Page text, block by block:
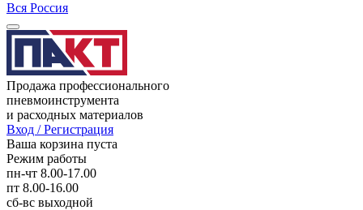
Вся Россия
Продажа профессионального
пневмоинструмента
и расходных материалов
Вход / Регистрация
Ваша корзина пуста
Режим работы
пн-чт 8.00-17.00
пт 8.00-16.00
сб-вс выходной